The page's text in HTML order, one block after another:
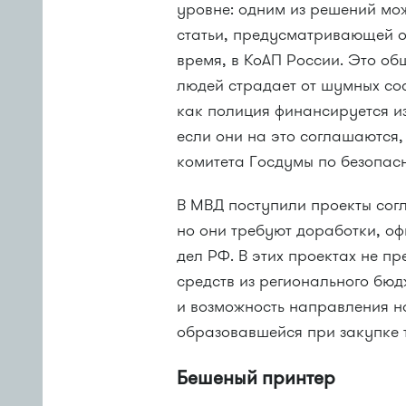
уровне: одним из решений
статьи, предусматривающей
время, в КоАП России. Это
людей страдает от шумных
как полиция финансируется
если они на это
комитета Госдумы по
В МВД поступили проекты
но они требуют доработки,
дел РФ. В этих проектах не
средств из регионального
и возможность направления
образовавшейся при закупке
Бешеный принтер